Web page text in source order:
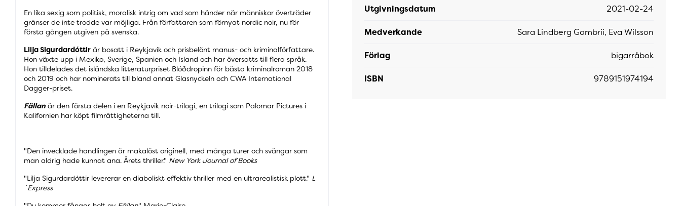
En lika sexig som politisk, moralisk intrig om vad som händer när människor överträder
gränser de inte trodde var möjliga. Från författaren som förnyat nordic noir, nu för
första gången utgiven på svenska.
Lilja Sigurdardóttir är bosatt i Reykjavik och prisbelönt manus- och kriminalförfattare.
Hon växte upp i Mexiko, Sverige, Spanien och Island och har översatts till flera språk.
Hon tilldelades det isländska litteraturpriset Blóðdropinn för bästa kriminalroman 2018
och 2019 och har nominerats till bland annat Glasnyckeln och CWA International
Dagger-priset.
Fällan är den första delen i en Reykjavik noir-trilogi, en trilogi som Palomar Pictures i
Kalifornien har köpt filmrättigheterna till.
"Den invecklade handlingen är makalöst originell, med många turer och svängar som
man aldrig hade kunnat ana. Årets thriller." New York Journal of Books
"Lilja Sigurdardóttir levererar en diaboliskt effektiv thriller med en ultrarealistisk plott." L
´Express
Utgivningsdatum 2021-02-24
Medverkande Sara Lindberg Gombrii, Eva Wilsson
Förlag bigarråbok
ISBN 9789151974194